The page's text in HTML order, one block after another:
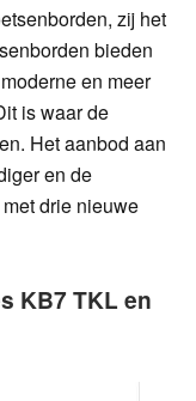
zij het
bieden
en meer
is waar de
Het aanbod aan
en de
drie nieuwe
KB7 TKL en